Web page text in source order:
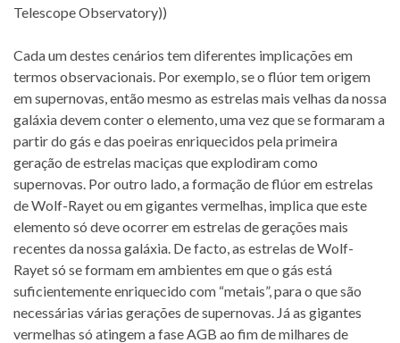
Telescope Observatory))
Cada um destes cenários tem diferentes implicações em
termos observacionais. Por exemplo, se o flúor tem origem
em supernovas, então mesmo as estrelas mais velhas da nossa
galáxia devem conter o elemento, uma vez que se formaram a
partir do gás e das poeiras enriquecidos pela primeira
geração de estrelas maciças que explodiram como
supernovas. Por outro lado, a formação de flúor em estrelas
de Wolf-Rayet ou em gigantes vermelhas, implica que este
elemento só deve ocorrer em estrelas de gerações mais
recentes da nossa galáxia. De facto, as estrelas de Wolf-
Rayet só se formam em ambientes em que o gás está
suficientemente enriquecido com “metais”, para o que são
necessárias várias gerações de supernovas. Já as gigantes
vermelhas só atingem a fase AGB ao fim de milhares de